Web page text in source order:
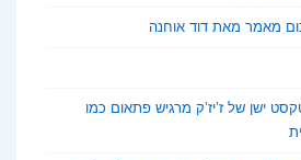
מאמר מאת דוד אוחנה
ישן של ז’יז’ק מרגיש פתאום כמו